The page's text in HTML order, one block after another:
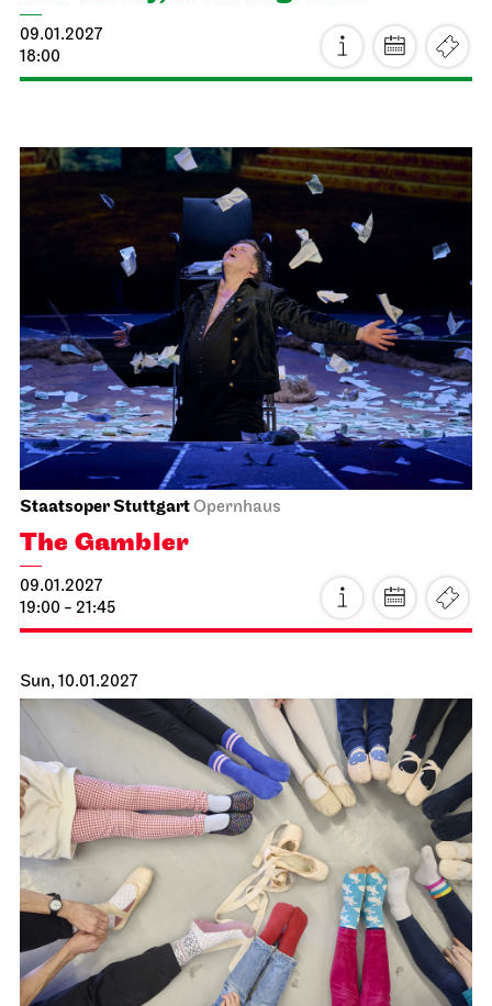
Schauspiel StuttgartSchauspielhaus
Between two people, sometimes,
how rarely, a world grows.
09.01.2027
18:00
Staatsoper Stuttgart Opernhaus
The Gambler
09.01.2027
19:00 - 21:45